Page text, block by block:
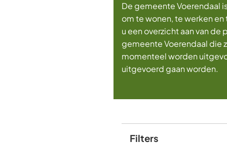
De gemeente Voerendaal
om te wonen, te werken
u een overzicht aan van de
gemeente Voerendaal die
momenteel worden
uitgevoerd gaan worden.
Filters